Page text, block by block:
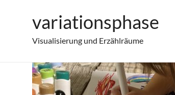
variationsphase
Visualisierung und Erzählräume
material-von-mama